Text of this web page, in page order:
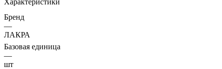
Бренд
—
ЛАКРА
Базовая единица
—
шт